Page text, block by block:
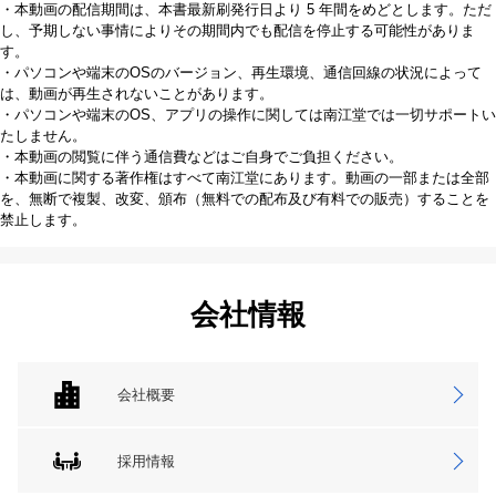
・本動画の配信期間は、本書最新刷発行日より 5 年間をめどとします。ただ
し、予期しない事情によりその期間内でも配信を停止する可能性がありま
す。
・パソコンや端末のOSのバージョン、再生環境、通信回線の状況によって
は、動画が再生されないことがあります。
・パソコンや端末のOS、アプリの操作に関しては南江堂では一切サポートい
たしません。
・本動画の閲覧に伴う通信費などはご自身でご負担ください。
・本動画に関する著作権はすべて南江堂にあります。動画の一部または全部
を、無断で複製、改変、頒布（無料での配布及び有料での販売）することを
禁止します。
会社情報
会社概要
採用情報